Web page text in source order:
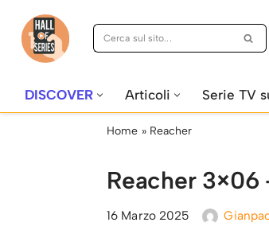
Vai
DISCOVER Articoli Serie TV
Home » Reacher
Reacher 3×06
16 Marzo 2025